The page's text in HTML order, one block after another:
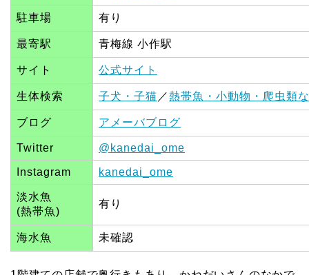
駐車場 有り
最寄駅 青梅線 小作駅
サイト 公式サイト
生体検索 子犬・子猫 ／熱帯魚・小動物・爬虫類
ブログ アメーバブログ
Twitter @kanedai_ome
Instagram kanedai_ome
淡水魚
(熱帯魚)
有り
海水魚 未確認